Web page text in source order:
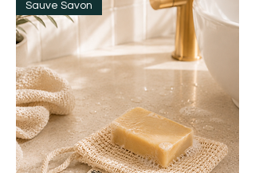
Sauve Savon